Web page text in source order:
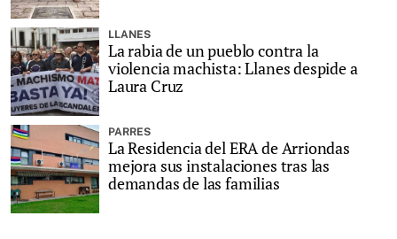
LLANES
La rabia de un pueblo contra la
violencia machista: Llanes despide a
Laura Cruz
PARRES
La Residencia del ERA de Arriondas
mejora sus instalaciones tras las
demandas de las familias